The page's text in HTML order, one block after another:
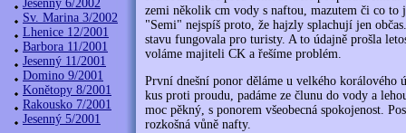
Jesenný 6/2002
Sv. Marina 3/2002
Lhenice 12/2001
Barbora 11/2001
Jesenný 11/2001
Domino 9/2001
Konětopy 8/2001
Rakousko 7/2001
Jesenný 5/2001
zemi několik cm vody s naftou, mazutem či co
"Semi" nejspíš proto, že hajzly splachují jen
stavu fungovala pro turisty. A to údajně prošla
voláme majiteli CK a řešíme problém.
První dnešní ponor děláme u velkého korálového
kus proti proudu, padáme ze člunu do vody a
moc pěkný, s ponorem všeobecná spokojenost.
rozkošná vůně nafty.